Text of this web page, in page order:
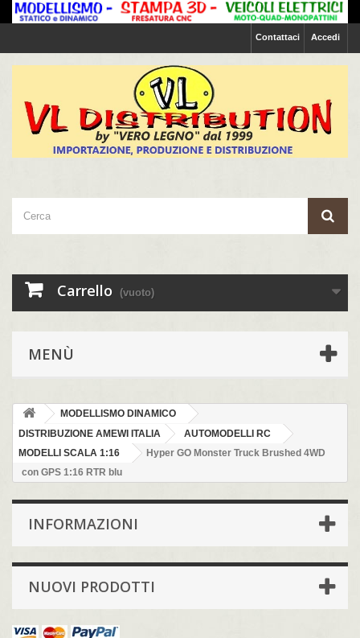
Accedi
Contattaci
Carrello (vuoto)
MENÙ
MODELLISMO DINAMICO
DISTRIBUZIONE AMEWI ITALIA
AUTOMODELLI RC
MODELLI SCALA 1:16
Hyper GO Monster Truck Brushed 4WD
con GPS 1:16 RTR blu
INFORMAZIONI
NUOVI PRODOTTI